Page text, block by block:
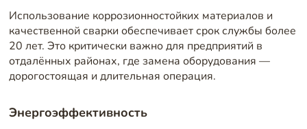
Использование коррозионностойких материалов и
качественной сварки обеспечивает срок службы более
20 лет. Это критически важно для предприятий в
отдалённых районах, где замена оборудования —
дорогостоящая и длительная операция.
Энергоэффективность